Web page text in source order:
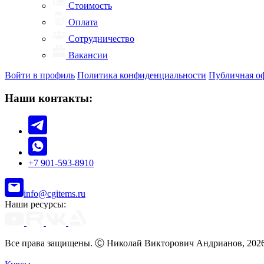
Стоимость
Оплата
Сотрудничество
Вакансии
Войти в профиль Политика конфиденциальности Публичная
Наши контакты:
+7 901-593-8910
info@cgitems.ru
Наши ресурсы:
Все права защищены. Ⓒ Николай Викторович Андрианов,